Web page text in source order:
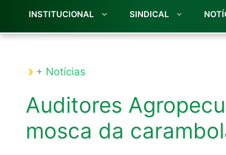
INSTITUCIONAL SINDICAL
+ Notícias
Auditores
mosca da